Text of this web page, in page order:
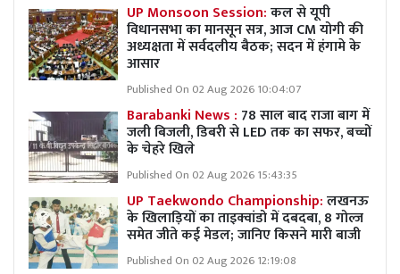
UP Monsoon Session:कल से यूपी
विधानसभा का मानसून सत्र, आज CM योगी की
अध्यक्षता में सर्वदलीय बैठक; सदन में हंगामे के
आसार
Published On 02 Aug 2026 10:04:07
Barabanki News : 78 साल बाद राजा बाग में
जली बिजली, डिबरी से LED तक का सफर, बच्चों
के चेहरे खिले
Published On 02 Aug 2026 15:43:35
UP Taekwondo Championship:लखनऊ
के खिलाड़ियों का ताइक्वांडो में दबदबा, 8 गोल्ज
समेत जीते कई मेडल; जानिए किसने मारी बाजी
Published On 02 Aug 2026 12:19:08